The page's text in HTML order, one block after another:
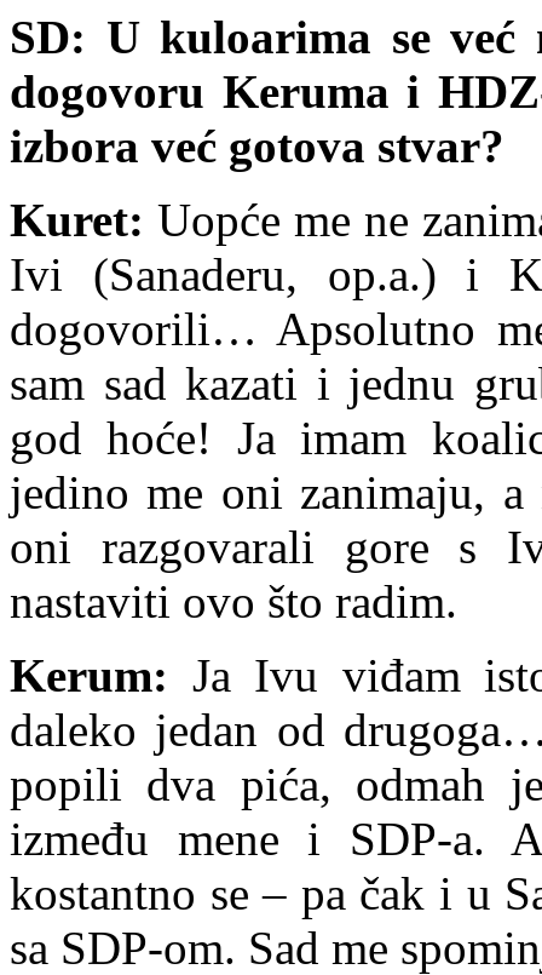
SD: U kuloarima se već
dogovoru Keruma i
izbora već gotova stvar?
Kuret: Uopće me ne
Ivi (Sanaderu, op.a.) i
dogovorili… Apsolutno
sam sad kazati i jednu
god hoće! Ja imam
jedino me oni zanimaju,
oni razgovarali gore s
nastaviti ovo što radim.
Kerum: Ja Ivu viđam
daleko jedan od
popili dva pića, odmah
između mene i SDP-a.
kostantno se – pa čak i u
sa SDP-om. Sad me